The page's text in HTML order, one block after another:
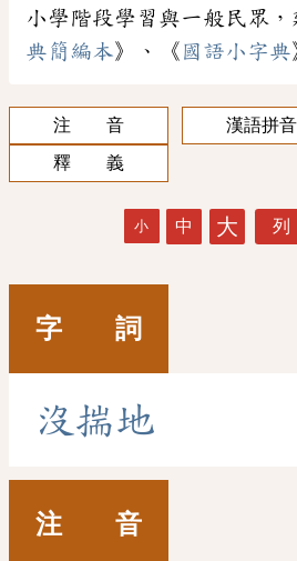
小學階段學習與一般民眾
典簡編本》、《 國語小字典
注 音
漢語拼音
釋 義
小 中 大
字 詞
沒 揣地
注 音